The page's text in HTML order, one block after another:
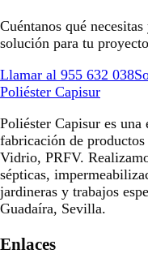
Cuéntanos qué
solución para tu
Llamar al 955 632 038
Poliéster Capisur
Poliéster Capisur es una
fabricación de
Vidrio, PRFV.
sépticas,
jardineras y trabajos
Guadaíra, Sevilla.
Enlaces